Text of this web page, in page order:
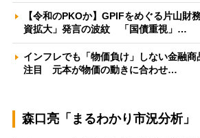
【令和のPKOか】GPIFをめぐる片山財
資拡大」発言の波紋 「国債重視」…
インフレでも「物価負け」しない金融
注目 元本が物価の動きに合わせ…
森口亮「まるわかり市況分析」